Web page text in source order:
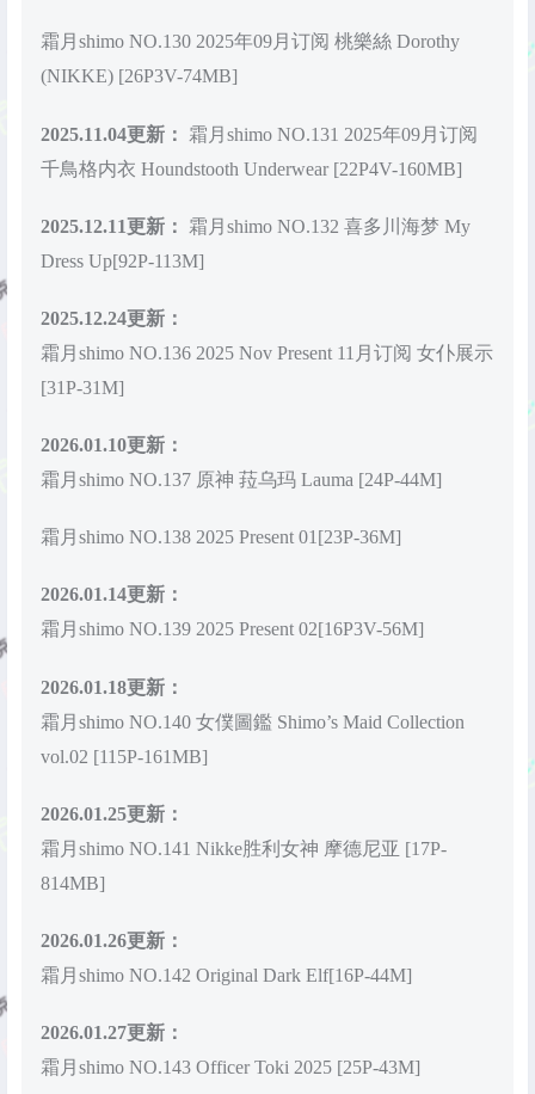
霜月shimo NO.130 2025年09月订阅 桃樂絲 Dorothy
(NIKKE) [26P3V-74MB]
2025.11.04更新：
霜月shimo NO.131 2025年09月订阅
千鳥格内衣 Houndstooth Underwear [22P4V-160MB]
2025.12.11更新：
霜月shimo NO.132 喜多川海梦 My
Dress Up[92P-113M]
2025.12.24更新：
霜月shimo NO.136 2025 Nov Present 11月订阅 女仆展示
[31P-31M]
2026.01.10更新：
霜月shimo NO.137 原神 菈乌玛 Lauma [24P-44M]
霜月shimo NO.138 2025 Present 01[23P-36M]
2026.01.14更新：
霜月shimo NO.139 2025 Present 02[16P3V-56M]
2026.01.18更新：
霜月shimo NO.140 女僕圖鑑 Shimo’s Maid Collection
vol.02 [115P-161MB]
2026.01.25更新：
霜月shimo NO.141 Nikke胜利女神 摩德尼亚 [17P-
814MB]
2026.01.26更新：
霜月shimo NO.142 Original Dark Elf[16P-44M]
2026.01.27更新：
霜月shimo NO.143 Officer Toki 2025 [25P-43M]